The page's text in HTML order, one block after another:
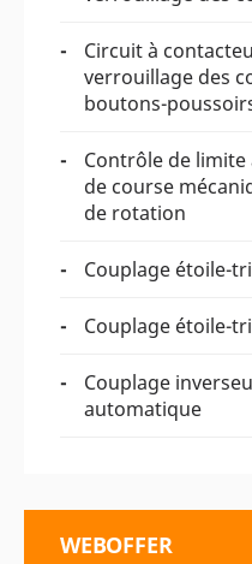
Circuit à
verrouillage des
boutons-
Contrôle de
de course
de rotation
Couplage étoile-
Couplage étoile-
Couplage
automatique
WEBOFFER